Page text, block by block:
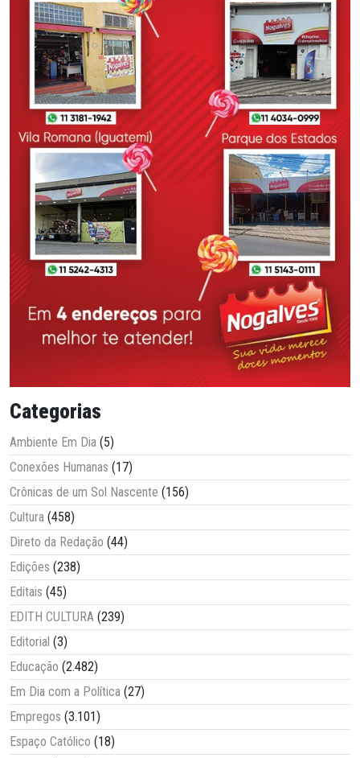
Categorias
Ambiente Em Dia (5)
Conexões Humanas (17)
Crônicas de um Sol Nascente (156)
Cultura (458)
Direto da Redação (44)
Edições (238)
Editais (45)
EDITH CULTURA (239)
Editorial (3)
Educação (2.482)
Em Dia com a Política (27)
Empregos (3.101)
Espaço Católico (18)